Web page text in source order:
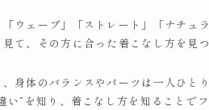
「ウェーブ」「ストレート」「ナチ
て、その方に合った着こなし方を見
身体のバランスやパーツは一人ひと
い”を知り、着こなし方を知ることで